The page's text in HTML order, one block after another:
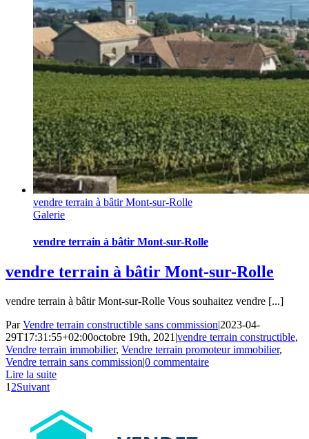
vendre terrain à bâtir Mont-sur-Rolle
Galerie
vendre terrain à bâtir Mont-sur-Rolle
vendre terrain à bâtir Mont-sur-Rolle
vendre terrain à bâtir Mont-sur-Rolle Vous souhaitez vendre [...]
ParVendre terrain constructible sans commission|2023-04-
29T17:31:55+02:00octobre 19th, 2021 |vendre terrain constructible,
Vendre terrain immobilier, Vendre terrain promoteur immobilier,
Vendre terrain sans commission|0 commentaire
Lire la suite
1 2Suivant